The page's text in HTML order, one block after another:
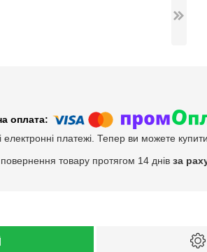
електронні платежі. Тепер ви можете
повернення товару протягом 14 днів за